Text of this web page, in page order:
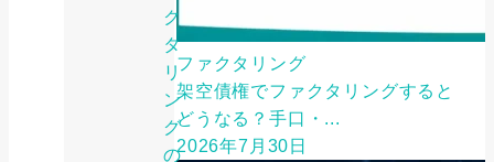
ク
タ
リ
ン
グ
の
ファクタリング
架空債権でファクタリングすると
どうなる？手口・...
2026年7月30日